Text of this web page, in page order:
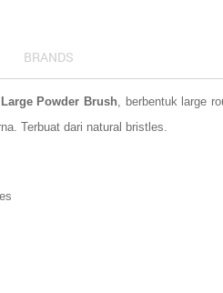
BRANDS
Powder Brush, berbentuklarge
Terbuat dari natural bristles.